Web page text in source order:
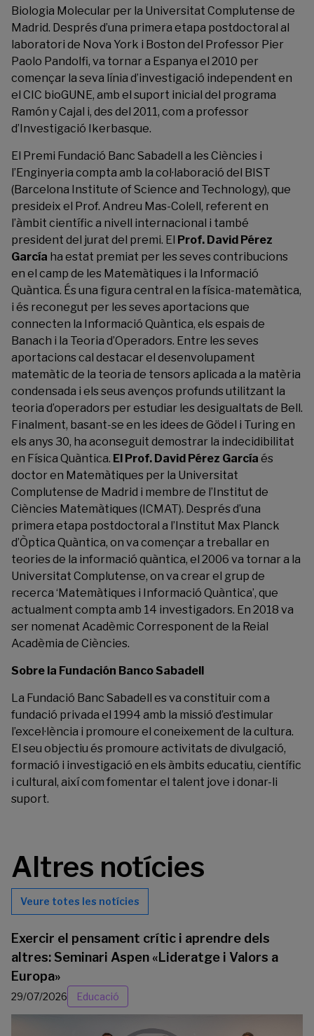
Biologia Molecular per la Universitat Complutense de
Madrid. Després d’una primera etapa postdoctoral al
laboratori de Nova York i Boston del Professor Pier
Paolo Pandolfi, va tornar a Espanya el 2010 per
començar la seva línia d’investigació independent en
el CIC bioGUNE, amb el suport inicial del programa
Ramón y Cajal i, des del 2011, com a professor
d’Investigació Ikerbasque.
El Premi Fundació Banc Sabadell a les Ciències i
l’Enginyeria compta amb la col·laboració del BIST
(Barcelona Institute of Science and Technology), que
presideix el Prof. Andreu Mas-Colell, referent en
l’àmbit científic a nivell internacional i també
president del jurat del premi. El Prof. David Pérez
García ha estat premiat per les seves contribucions
en el camp de les Matemàtiques i la Informació
Quàntica. És una figura central en la física-matemàtica,
i és reconegut per les seves aportacions que
connecten la Informació Quàntica, els espais de
Banach i la Teoria d’Operadors. Entre les seves
aportacions cal destacar el desenvolupament
matemàtic de la teoria de tensors aplicada a la matèria
condensada i els seus avenços profunds utilitzant la
teoria d’operadors per estudiar les desigualtats de Bell.
Finalment, basant-se en les idees de Gödel i Turing en
els anys 30, ha aconseguit demostrar la indecidibilitat
en Física Quàntica. El Prof. David Pérez García és
doctor en Matemàtiques per la Universitat
Complutense de Madrid i membre de l’Institut de
Ciències Matemàtiques (ICMAT). Després d’una
primera etapa postdoctoral a l’Institut Max Planck
d’Òptica Quàntica, on va començar a treballar en
teories de la informació quàntica, el 2006 va tornar a la
Universitat Complutense, on va crear el grup de
recerca ‘Matemàtiques i Informació Quàntica’, que
actualment compta amb 14 investigadors. En 2018 va
ser nomenat Acadèmic Corresponent de la Reial
Acadèmia de Ciències.
Sobre la Fundación Banco Sabadell
La Fundació Banc Sabadell es va constituir com a
fundació privada el 1994 amb la missió d’estimular
l’excel·lència i promoure el coneixement de la cultura.
El seu objectiu és promoure activitats de divulgació,
formació i investigació en els àmbits educatiu, científic
i cultural, així com fomentar el talent jove i donar-li
suport.
Altres notícies
Veure totes les notícies
Exercir el pensament crític i aprendre dels
altres: Seminari Aspen «Lideratge i Valors a
Europa»
29/07/2026 Educació